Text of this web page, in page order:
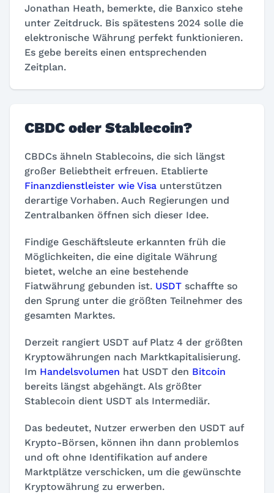
Jonathan Heath, bemerkte, die Banxico stehe
unter Zeitdruck. Bis spätestens 2024 solle die
elektronische Währung perfekt funktionieren.
Es gebe bereits einen entsprechenden
Zeitplan.
CBDC oder Stablecoin?
CBDCs ähneln Stablecoins, die sich längst
großer Beliebtheit erfreuen. Etablierte
Finanzdienstleister wie Visa unterstützen
derartige Vorhaben. Auch Regierungen und
Zentralbanken öffnen sich dieser Idee.
Findige Geschäftsleute erkannten früh die
Möglichkeiten, die eine digitale Währung
bietet, welche an eine bestehende
Fiatwährung gebunden ist. USDT schaffte so
den Sprung unter die größten Teilnehmer des
gesamten Marktes.
Derzeit rangiert USDT auf Platz 4 der größten
Kryptowährungen nach Marktkapitalisierung.
Im Handelsvolumen hat USDT den Bitcoin
bereits längst abgehängt. Als größter
Stablecoin dient USDT als Intermediär.
Das bedeutet, Nutzer erwerben den USDT auf
Krypto-Börsen, können ihn dann problemlos
und oft ohne Identifikation auf andere
Marktplätze verschicken, um die gewünschte
Kryptowährung zu erwerben.